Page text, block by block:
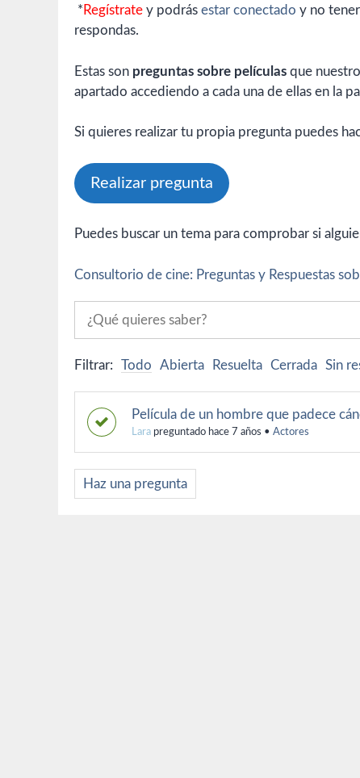
* Regístrate y podrás estar conectado y no
respondas.
Estas son preguntas sobre películas que
apartado accediendo a cada una de ellas en la
Si quieres realizar tu propia pregunta puedes
Realizar pregunta
Puedes buscar un tema para comprobar si
Consultorio de cine: Preguntas y Respuestas
Filtrar: Todo Abierta Resuelta Cerrada Sin
Película de un hombre que padece
Lara preguntado hace 7 años • Actores
Haz una pregunta